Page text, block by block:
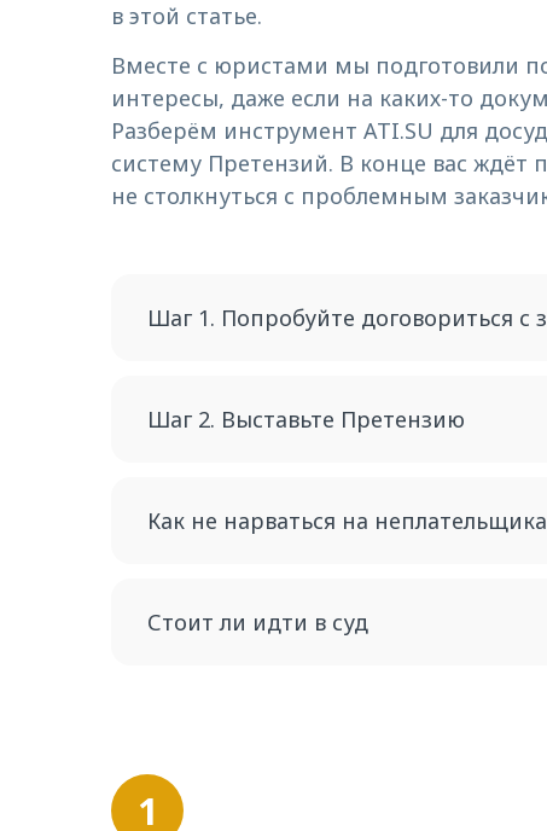
в этой статье.
Вместе с юристами мы подготовили
интересы, даже если на каких-то
Разберём инструмент ATI.SU для
систему Претензий. В конце вас ждёт
не столкнуться с проблемным
Шаг 1. Попробуйте договориться с
Шаг 2. Выставьте Претензию
Как не нарваться на неплательщика
Стоит ли идти в суд
1